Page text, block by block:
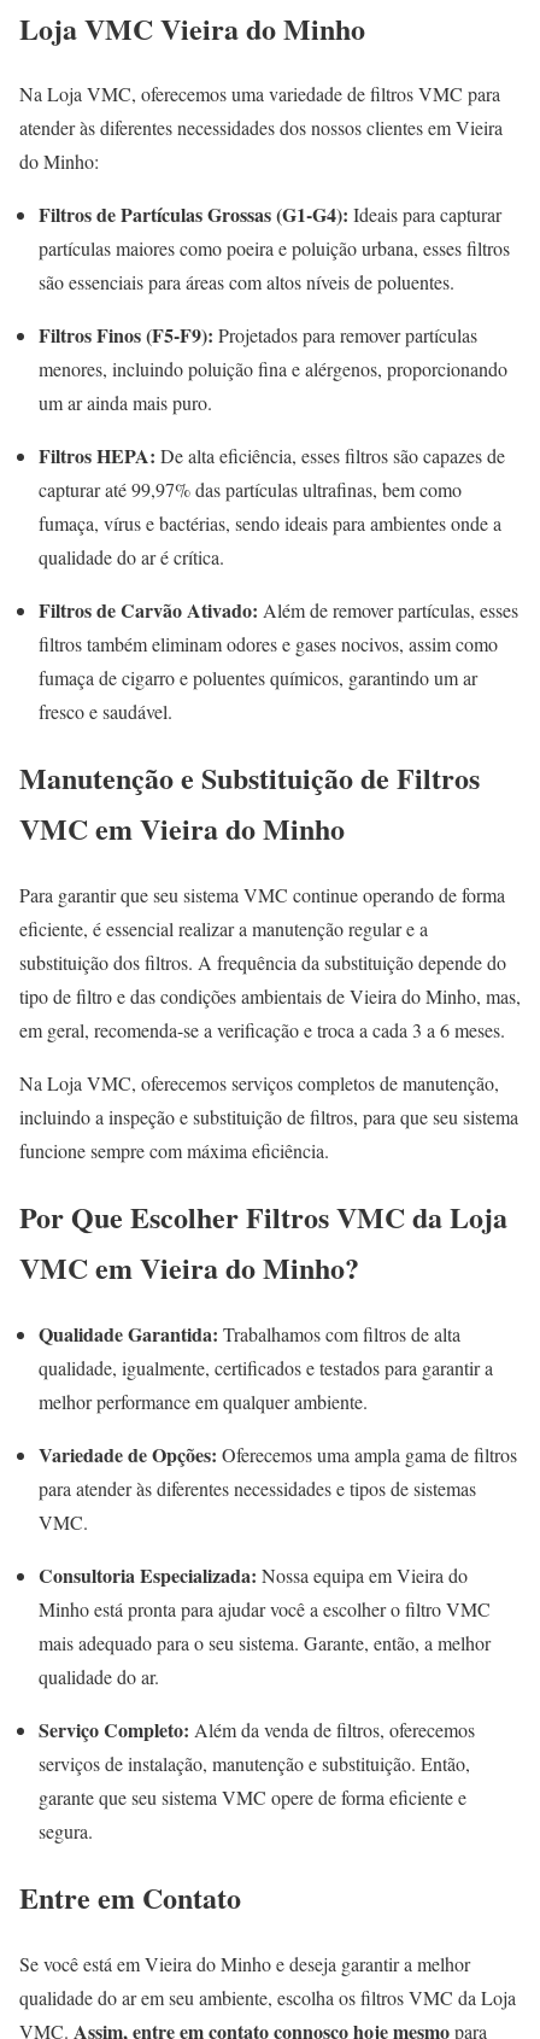
Loja VMC Vieira do Minho
Na Loja VMC, oferecemos uma variedade de filtros VMC para
atender às diferentes necessidades dos nossos clientes em Vieira
do Minho:
Filtros de Partículas Grossas (G1-G4): Ideais para capturar
partículas maiores como poeira e poluição urbana, esses filtros
são essenciais para áreas com altos níveis de poluentes.
Filtros Finos (F5-F9): Projetados para remover partículas
menores, incluindo poluição fina e alérgenos, proporcionando
um ar ainda mais puro.
Filtros HEPA: De alta eficiência, esses filtros são capazes de
capturar até 99,97% das partículas ultrafinas, bem como
fumaça, vírus e bactérias, sendo ideais para ambientes onde a
qualidade do ar é crítica.
Filtros de Carvão Ativado: Além de remover partículas, esses
filtros também eliminam odores e gases nocivos, assim como
fumaça de cigarro e poluentes químicos, garantindo um ar
fresco e saudável.
Manutenção e Substituição de Filtros
VMC em Vieira do Minho
Para garantir que seu sistema VMC continue operando de forma
eficiente, é essencial realizar a manutenção regular e a
substituição dos filtros. A frequência da substituição depende do
tipo de filtro e das condições ambientais de Vieira do Minho, mas,
em geral, recomenda-se a verificação e troca a cada 3 a 6 meses.
Na Loja VMC, oferecemos serviços completos de manutenção,
incluindo a inspeção e substituição de filtros, para que seu sistema
funcione sempre com máxima eficiência.
Por Que Escolher Filtros VMC da Loja
VMC em Vieira do Minho?
Qualidade Garantida: Trabalhamos com filtros de alta
qualidade, igualmente, certificados e testados para garantir a
melhor performance em qualquer ambiente.
Variedade de Opções: Oferecemos uma ampla gama de filtros
para atender às diferentes necessidades e tipos de sistemas
VMC.
Consultoria Especializada: Nossa equipa em Vieira do
Minho está pronta para ajudar você a escolher o filtro VMC
mais adequado para o seu sistema. Garante, então, a melhor
qualidade do ar.
Serviço Completo: Além da venda de filtros, oferecemos
serviços de instalação, manutenção e substituição. Então,
garante que seu sistema VMC opere de forma eficiente e
segura.
Entre em Contato
Se você está em Vieira do Minho e deseja garantir a melhor
qualidade do ar em seu ambiente, escolha os filtros VMC da Loja
VMC. Assim, entre em contato connosco hoje mesmopara